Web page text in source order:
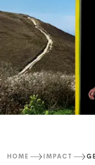
HOME IMPACT